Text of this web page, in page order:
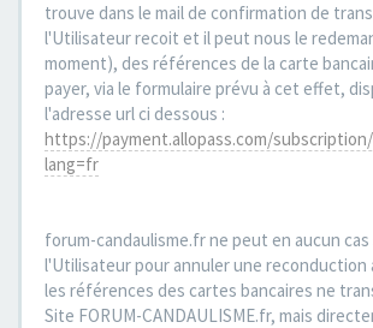
trouve dans le mail de confirmation de
l'Utilisateur recoit et il peut nous le
moment), des références de la carte
payer, via le formulaire prévu à cet effet,
l'adresse url ci dessous :
https://payment.allopass.com/
lang=fr
forum-candaulisme.fr ne peut en aucun
l'Utilisateur pour annuler une reconduction
les références des cartes bancaires ne
Site FORUM-CANDAULISME.fr, mais